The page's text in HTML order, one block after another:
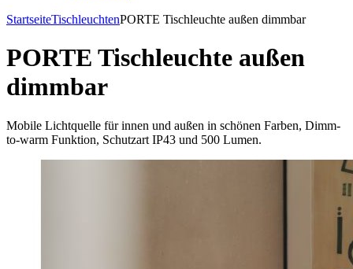
StartseiteTischleuchtenPORTE Tischleuchte außen dimmbar
PORTE Tischleuchte außen
dimmbar
Mobile Lichtquelle für innen und außen in schönen Farben, Dimm-
to-warm Funktion, Schutzart IP43 und 500 Lumen.